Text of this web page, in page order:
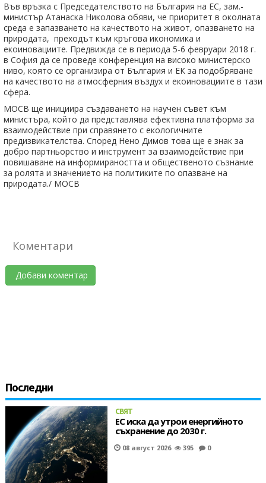
Във връзка с Председателството на България на ЕС, зам.-
министър Атанаска Николова обяви, че приоритет в околната
среда е запазването на качеството на живот, опазването на
природата, преходът към кръгова икономика и
екоиновациите. Предвижда се в периода 5-6 февруари 2018 г.
в София да се проведе конференция на високо министерско
ниво, която се организира от България и ЕК за подобряване
на качеството на атмосферния въздух и екоиновациите в тази
сфера.
МОСВ ще инициира създаването на научен съвет към
министъра, който да представлява ефективна платформа за
взаимодействие при справянето с екологичните
предизвикателства. Според Нено Димов това ще е знак за
добро партньорство и инструмент за взаимодействие при
повишаване на информираността и общественото съзнание
за ролята и значението на политиките по опазване на
природата./ МОСВ
Коментари
Добави коментар
Последни
СВЯТ
ЕС иска да утрои енергийното
съхранение до 2030 г.
08 август 2026 395 0